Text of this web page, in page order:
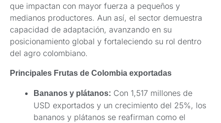
que impactan con mayor fuerza a pequeños y
medianos productores. Aun así, el sector demuestra
capacidad de adaptación, avanzando en su
posicionamiento global y fortaleciendo su rol dentro
del agro colombiano.
Principales Frutas de Colombia exportadas
Bananos y plátanos: Con 1,517 millones de
USD exportados y un crecimiento del 25%, los
bananos y plátanos se reafirman como el